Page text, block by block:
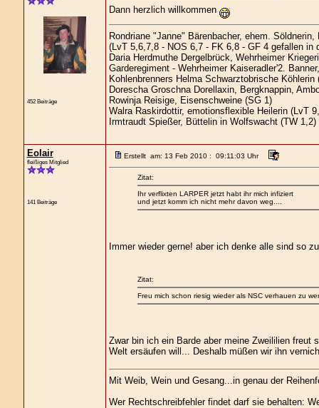
452 Beiträge
Dann herzlich willkommen
Rondriane "Janne" Bärenbacher, ehem.
(LvT 5,6,7,8 - NOS 6,7 - FK 6,8 - GF 4 gefallen in
Daria Herdmuthe Dergelbrück, Wehrheimer
Garderegiment - Wehrheimer Kaiseradler'2.
Kohlenbrenners Helma Schwarztobrische Köhlerin
Dorescha Groschna Dorellaxin, Bergknappin,
Rowinja Reisige, Eisenschweine (SG 1)
Walra Raskirdottir, emotionsflexible Heilerin (LvT
Irmtraudt Spießer, Büttelin in Wolfswacht (TW 1,2)
Eolair
fleißiges Mitglied
141 Beiträge
Erstellt am: 13 Feb 2010 : 09:11:03 Uhr
Zitat:
Ihr verflixten LARPER jetzt habt ihr mich infiziert
und jetzt komm ich nicht mehr davon weg....
Immer wieder gerne! aber ich denke alle sind so
Zitat:
Freu mich schon riesig wieder als NSC verhauen zu
Zwar bin ich ein Barde aber meine Zweililien freut
Welt ersäufen will... Deshalb müßen wir ihn
Mit Weib, Wein und Gesang...in genau der
Wer Rechtschreibfehler findet darf sie behalten: